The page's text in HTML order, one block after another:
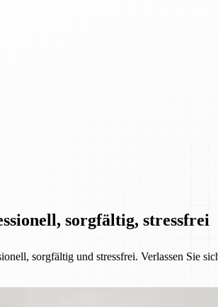
sorgfältig, stressfrei
sorgfältig und stressfrei. Verlassen Sie